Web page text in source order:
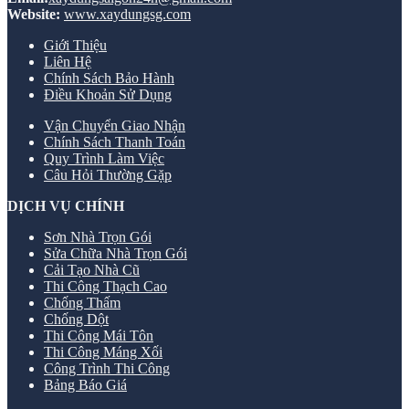
Website: www.xaydungsg.com
Giới Thiệu
Liên Hệ
Chính Sách Bảo Hành
Điều Khoản Sử Dụng
Vận Chuyển Giao Nhận
Chính Sách Thanh Toán
Quy Trình Làm Việc
Câu Hỏi Thường Gặp
DỊCH VỤ CHÍNH
Sơn Nhà Trọn Gói
Sửa Chữa Nhà Trọn Gói
Cải Tạo Nhà Cũ
Thi Công Thạch Cao
Chống Thấm
Chống Dột
Thi Công Mái Tôn
Thi Công Máng Xối
Công Trình Thi Công
Bảng Báo Giá